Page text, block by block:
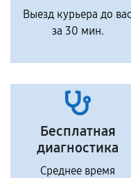
Выезд курьера до вас
за 30 мин.
Бесплатная
диагностика
Среднее время